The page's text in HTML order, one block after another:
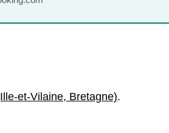
et-Vilaine, Bretagne).